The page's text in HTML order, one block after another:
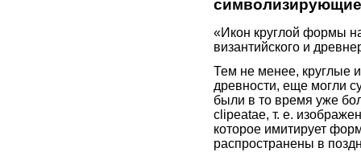
«Икон круглой формы
византийского и
Тем не менее, круглые
древности, еще могли
были в то время уже
clipeatae, т. е.
которое имитирует
распространены в